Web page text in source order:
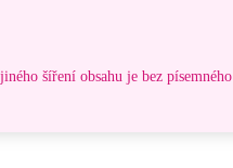
šíření obsahu je bez písemného